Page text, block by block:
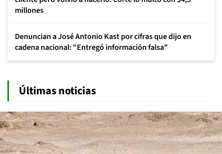
millones
Denuncian a José Antonio Kast por cifras que dijo en
cadena nacional: "Entregó información falsa"
Últimas noticias